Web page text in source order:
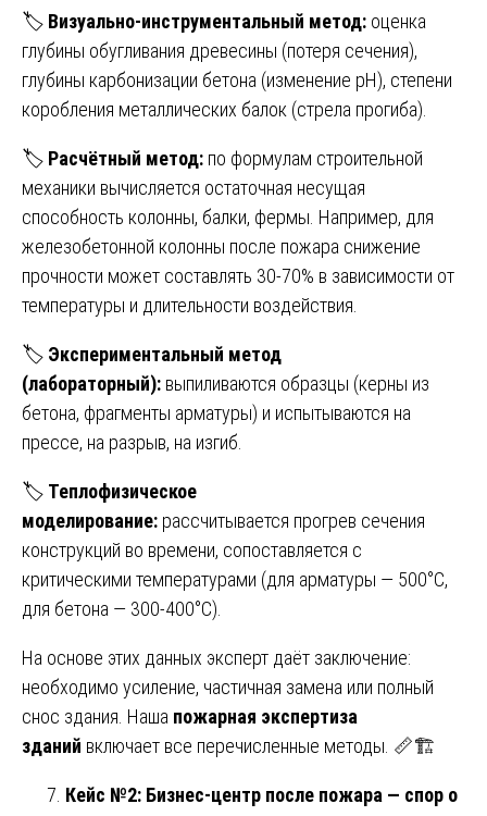
🏷️ Визуально-инструментальный метод: оценка
глубины обугливания древесины (потеря сечения),
глубины карбонизации бетона (изменение pH), степени
коробления металлических балок (стрела прогиба).
🏷️ Расчётный метод: по формулам строительной
механики вычисляется остаточная несущая
способность колонны, балки, фермы. Например, для
железобетонной колонны после пожара снижение
прочности может составлять 30-70% в зависимости от
температуры и длительности воздействия.
🏷️ Экспериментальный метод
(лабораторный): выпиливаются образцы (керны из
бетона, фрагменты арматуры) и испытываются на
прессе, на разрыв, на изгиб.
🏷️ Теплофизическое
моделирование: рассчитывается прогрев сечения
конструкций во времени, сопоставляется с
критическими температурами (для арматуры — 500°C,
для бетона — 300-400°C).
На основе этих данных эксперт даёт заключение:
необходимо усиление, частичная замена или полный
снос здания. Наша пожарная экспертиза
зданий включает все перечисленные методы. 📏🏗️
Кейс №2: Бизнес-центр после пожара — спор о